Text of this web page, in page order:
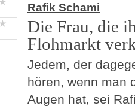
Rafik Schami
Die Frau, die
Flohmarkt
Jedem, der
hören, wenn man
Augen hat, sei